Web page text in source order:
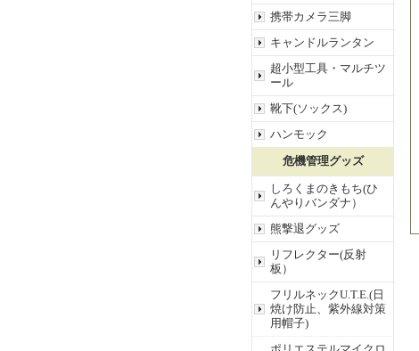
携帯カメラ三脚
キャンドルランタン
超小型工具・マルチツ
ール
靴下(ソックス)
ハンモック
危機管理グッズ
しろくまのきもち(ひ
んやりバンダナ）
熊撃退グッズ
リフレクター(反射
板）
フリルネックU.T.E.(日
焼け防止、紫外線対策
用帽子)